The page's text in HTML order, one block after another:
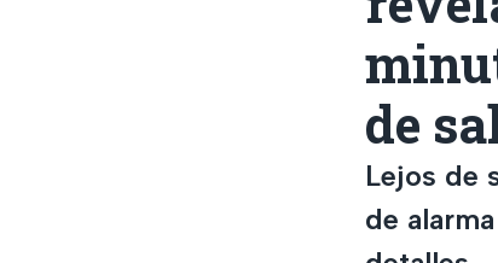
de
Lejos de
de